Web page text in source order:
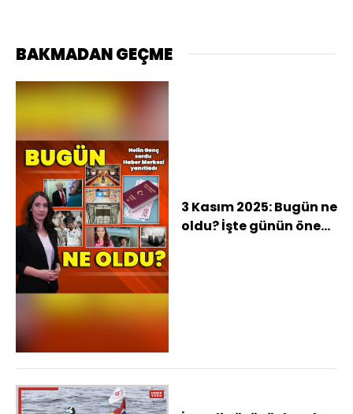
BAKMADAN GEÇME
3 Kasım 2025: Bugün ne
oldu? İşte günün öne